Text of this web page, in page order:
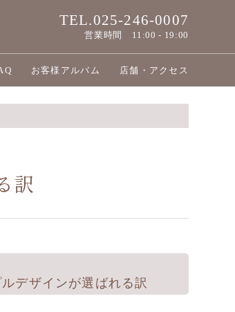
TEL.025-246-0007
営業時間 11:00 - 19:00
お客様アルバム 店舗・アクセス
訳
デザインが選ばれる訳